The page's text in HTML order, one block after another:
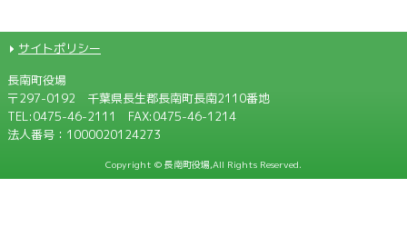
サイトポリシー
長南町役場
〒297-0192 千葉県長生郡長南町長南2110番地
TEL:0475-46-2111
FAX:0475-46-1214
法人番号：1000020124273
Copyright © 長南町役場,All Rights Reserved.